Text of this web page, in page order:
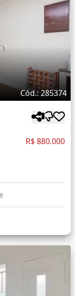
Cód.: 285374
R$ 880.000